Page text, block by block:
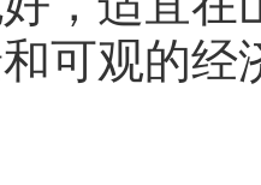
可观的经